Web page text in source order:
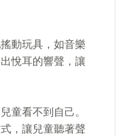
動玩具，如音樂
悅耳的響聲，讓
童看不到自己。
，讓兒童聽著聲